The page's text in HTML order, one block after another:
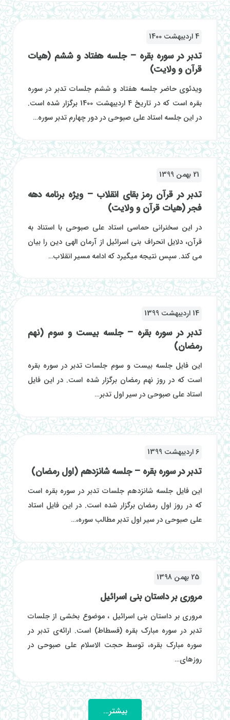
4 اردیبهشت 1400
تدبر در سوره بقره – جلسه هفتاد و ششم (هیات
قرآن و ولایت)
ویدئوی حاضر جلسه هفتاد و ششم جلسات تدبر در سوره
بقره است که در تاریخ 4 اردیبهشت 1400 برگزار شده است.
در این جلسه استاد علی صبوحی در دور چهارم تدبر سوره…
21 بهمن 1399
تدبر در قرآن رمز بقای انقلاب – ویژه برنامه دهه
فجر (هیات قرآن و ولایت)
در این سخنرانی حماسی استاد علی صبوحی با استناد به
قرآن، دلایل انحراف بنی اسرائیل از آرمان الهی دین را بیان
می کند. سپس نتیجه میگیرد که ادامه مسیر انقلاب…
14 اردیبهشت 1399
تدبر در سوره بقره – جلسه بیست و سوم (نهم
رمضان)
این فایل جلسه بیست و سوم جلسات تدبر در سوره بقره
است که در روز نهم رمضان برگزار شده است. در این فایل
استاد علی صبوحی در سیر اول تدبر…
6 اردیبهشت 1399
تدبر در سوره بقره – جلسه شانزدهم (اول رمضان)
این فایل جلسه شانزدهم جلسات تدبر در سوره بقره است
که در روز اول رمضان برگزار شده است. در این فایل استاد
علی صبوحی در سیر اول تدبر مطالب سوره،…
25 بهمن 1398
مروری بر داستان بنی اسرائیل
مروری بر داستان بنی اسرائیل ، موضوع بخشی از جلسات
تدبر در سوره مبارک بقره (فسطاط) است. ارائه‌ی تدبر در
سوره مبارک بقره، توسط حجت الاسلام علی صبوحی در
روزهای…
بیشتر…